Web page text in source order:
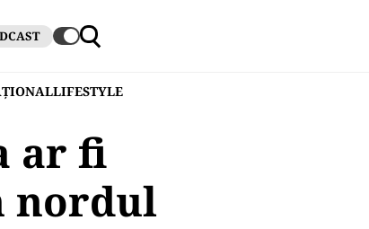
LIFESTYLE
ar fi
nordul